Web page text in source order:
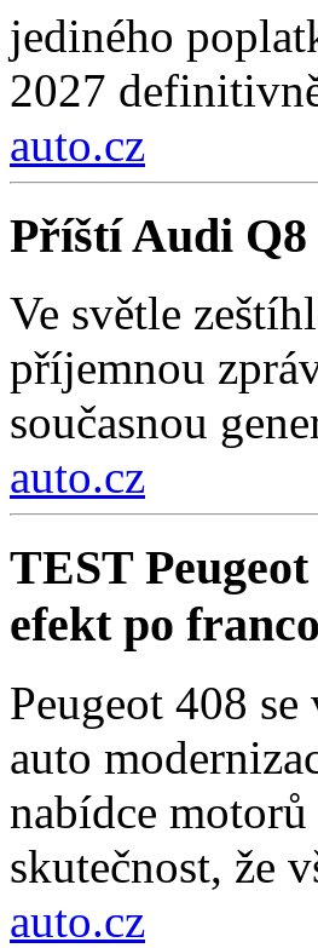
jediného
2027
auto.cz
Příští Audi Q8
Ve světle
příjemnou
současnou
auto.cz
TEST
efekt po
Peugeot 408
auto
nabídce
skutečnost, že
auto.cz